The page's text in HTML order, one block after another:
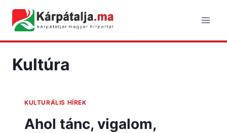
content
Kultúra
KULTURÁLIS HÍREK
Ahol tánc, vigalom,